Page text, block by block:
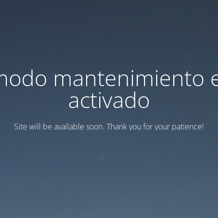
mantenimiento
activado
Site will be available soon. Thank you for your patience!